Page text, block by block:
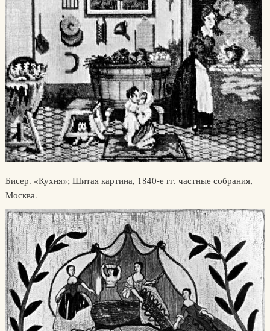
Бисер. «Кухня»; Шитая картина, 1840-е гг. частные собрания,
Москва.